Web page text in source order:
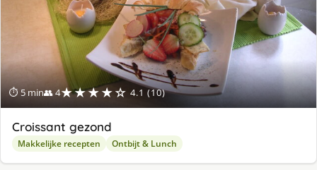
⏱ 5 min👥 4★★★★☆ 4.1 (10)
Croissant gezond
Makkelijke recepten Ontbijt & Lunch